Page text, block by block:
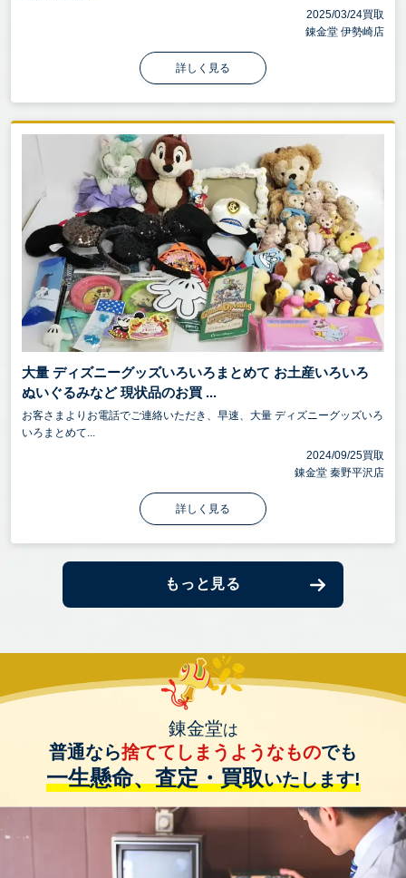
2025/03/24買取
錬金堂 伊勢崎店
詳しく見る
大量 ディズニーグッズいろいろまとめて お土産いろいろ
ぬいぐるみなど 現状品のお買 ...
お客さまよりお電話でご連絡いただき、早速、大量 ディズニーグッズいろ
いろまとめて...
2024/09/25買取
錬金堂 秦野平沢店
詳しく見る
もっと見る
錬金堂は
普通なら捨ててしまうようなものでも
一生懸命、査定・買取いたします!